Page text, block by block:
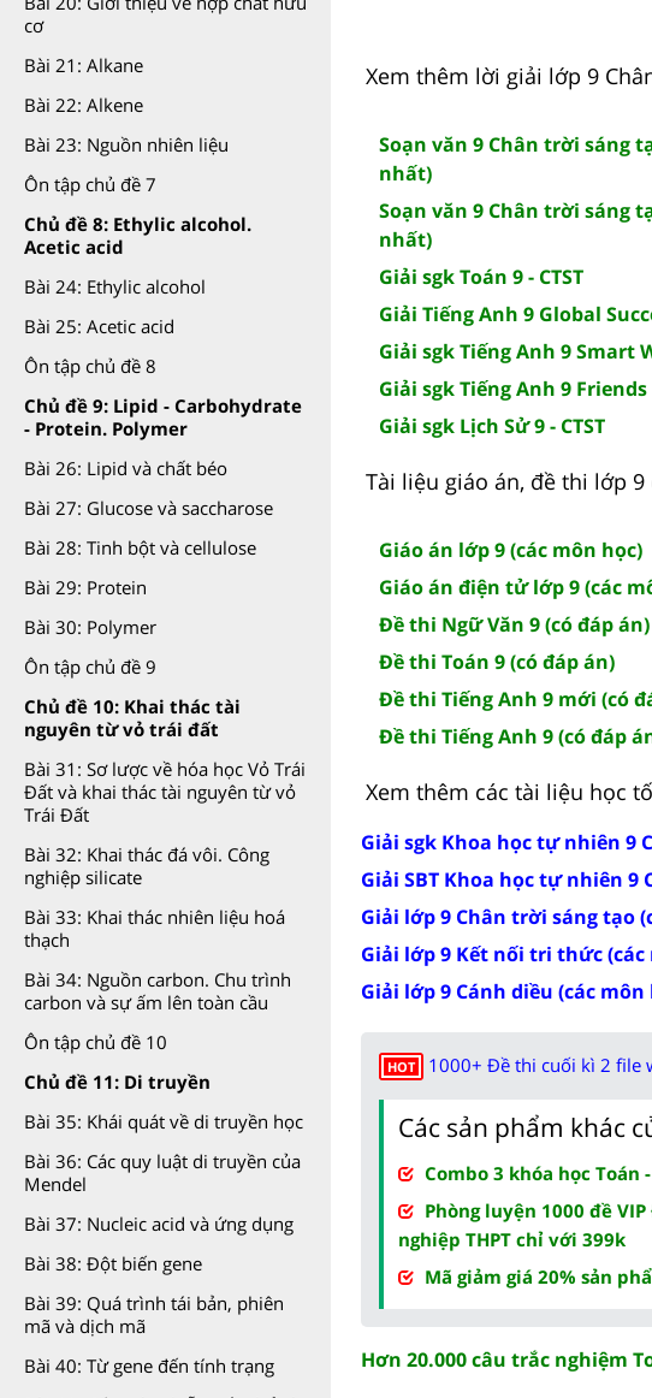
cơ
Bài 21: Alkane
Bài 22: Alkene
Bài 23: Nguồn nhiên liệu
Ôn tập chủ đề 7
Chủ đề 8: Ethylic alcohol.
Acetic acid
Bài 24: Ethylic alcohol
Bài 25: Acetic acid
Ôn tập chủ đề 8
Chủ đề 9: Lipid - Carbohydrate
- Protein. Polymer
Bài 26: Lipid và chất béo
Bài 27: Glucose và saccharose
Bài 28: Tinh bột và cellulose
Bài 29: Protein
Bài 30: Polymer
Ôn tập chủ đề 9
Chủ đề 10: Khai thác tài
nguyên từ vỏ trái đất
Bài 31: Sơ lược về hóa học Vỏ Trái
Đất và khai thác tài nguyên từ vỏ
Trái Đất
Bài 32: Khai thác đá vôi. Công
nghiệp silicate
Bài 33: Khai thác nhiên liệu hoá
thạch
Bài 34: Nguồn carbon. Chu trình
carbon và sự ấm lên toàn cầu
Ôn tập chủ đề 10
Chủ đề 11: Di truyền
Bài 35: Khái quát về di truyền học
Bài 36: Các quy luật di truyền của
Mendel
Bài 37: Nucleic acid và ứng dụng
Bài 38: Đột biến gene
Bài 39: Quá trình tái bản, phiên
mã và dịch mã
Bài 40: Từ gene đến tính trạng
Xem thêm lời giải lớp 9
Soạn văn 9 Chân trời sáng
nhất)
Soạn văn 9 Chân trời sáng
nhất)
Giải sgk Toán 9 - CTST
Giải Tiếng Anh 9 Global
Giải sgk Tiếng Anh 9 Smart
Giải sgk Tiếng Anh 9
Giải sgk Lịch Sử 9 - CTST
Tài liệu giáo án, đề thi lớp 9
Giáo án lớp 9 (các môn học)
Giáo án điện tử lớp 9 (các
Đề thi Ngữ Văn 9 (có đáp án)
Đề thi Toán 9 (có đáp án)
Đề thi Tiếng Anh 9 mới (có
Đề thi Tiếng Anh 9 (có đáp
Xem thêm các tài liệu học
Giải sgk Khoa học tự nhiên 9
Giải SBT Khoa học tự nhiên 9
Giải lớp 9 Chân trời sáng tạo
Giải lớp 9 Kết nối tri thức (các
Giải lớp 9 Cánh diều (các môn
HOT 1000+ Đề thi cuối kì 2 file
Các sản phẩm khác
Combo 3 khóa học Toán
Phòng luyện 1000 đề
nghiệp THPT chỉ với 399k
Mã giảm giá 20% sản
Hơn 20.000 câu trắc nghiệm